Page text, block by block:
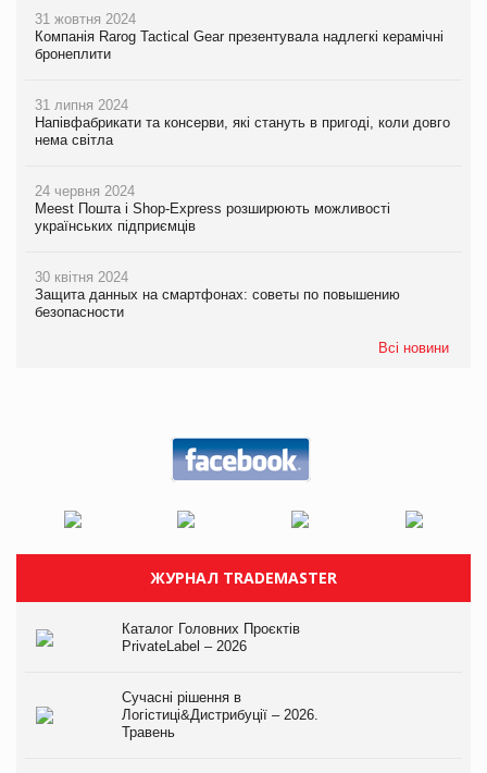
31 жовтня 2024
Компанія Rarog Tactical Gear презентувала надлегкі керамічні
бронеплити
31 липня 2024
Напівфабрикати та консерви, які стануть в пригоді, коли довго
нема світла
24 червня 2024
Meest Пошта і Shop-Express розширюють можливості
українських підприємців
30 квітня 2024
Защита данных на смартфонах: советы по повышению
безопасности
Всі новини
ЖУРНАЛ TRADEMASTER
Каталог Головних Проєктів
PrivateLabel – 2026
Сучасні рішення в
Логістиці&Дистрибуції – 2026.
Травень